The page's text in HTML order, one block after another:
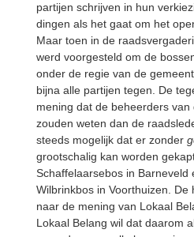
partijen schrijven in hun
dingen als het gaat om het
Maar toen in de
werd voorgesteld om de
onder de regie van de
bijna alle partijen tegen. De
mening dat de beheerders
zouden weten dan de
steeds mogelijk dat er zonder
grootschalig kan worden
Schaffelaarsebos in Barneveld
Wilbrinkbos in Voorthuizen. De
naar de mening van Lokaal
Lokaal Belang wil dat daarom